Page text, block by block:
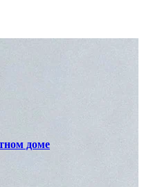
доме